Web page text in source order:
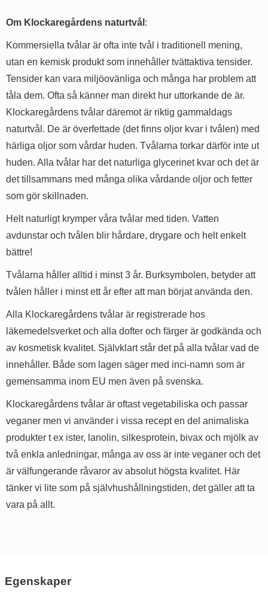
Om Klockaregårdens naturtvål :
Kommersiella tvålar är ofta inte tvål i traditionell mening,
utan en kemisk produkt som innehåller tvättaktiva tensider.
Tensider kan vara miljöovänliga och många har problem att
tåla dem. Ofta så känner man direkt hur uttorkande de är.
Klockaregårdens tvålar däremot är riktig gammaldags
naturtvål. De är överfettade (det finns oljor kvar i tvålen) med
härliga oljor som vårdar huden. Tvålarna torkar därför inte ut
huden. Alla tvålar har det naturliga glycerinet kvar och det är
det tillsammans med många olika vårdande oljor och fetter
som gör skillnaden.
Helt naturligt krymper våra tvålar med tiden. Vatten
avdunstar och tvålen blir hårdare, drygare och helt enkelt
bättre!
Tvålarna håller alltid i minst 3 år. Burksymbolen, betyder att
tvålen håller i minst ett år efter att man börjat använda den.
Alla Klockaregårdens tvålar är registrerade hos
läkemedelsverket och alla dofter och färger är godkända och
av kosmetisk kvalitet. Självklart står det på alla tvålar vad de
innehåller. Både som lagen säger med inci-namn som är
gemensamma inom EU men även på svenska.
Klockaregårdens tvålar är oftast vegetabiliska och passar
veganer men vi använder i vissa recept en del animaliska
produkter t ex ister, lanolin, silkesprotein, bivax och mjölk av
två enkla anledningar, många av oss är inte veganer och det
är välfungerande råvaror av absolut högsta kvalitet. Här
tänker vi lite som på självhushållningstiden, det gäller att ta
vara på allt.
Egenskaper